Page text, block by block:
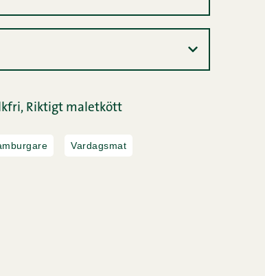
Riktigt maletkött
Vardagsmat